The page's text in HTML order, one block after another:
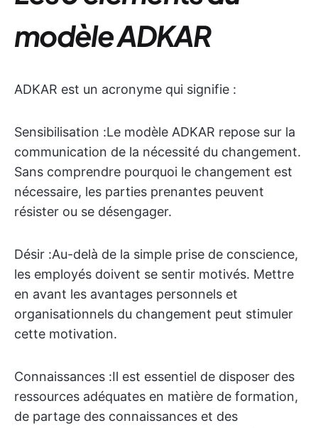
modèle ADKAR
ADKAR est un acronyme qui signifie :
Sensibilisation :Le modèle ADKAR repose sur la
communication de la nécessité du changement.
Sans comprendre pourquoi le changement est
nécessaire, les parties prenantes peuvent
résister ou se désengager.
Désir :Au-delà de la simple prise de conscience,
les employés doivent se sentir motivés. Mettre
en avant les avantages personnels et
organisationnels du changement peut stimuler
cette motivation.
Connaissances :Il est essentiel de disposer des
ressources adéquates en matière de formation,
de partage des connaissances et des